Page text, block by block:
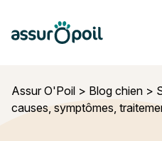
Assur O'Poil
Assur O'Poil > Blog chien >
causes, symptômes,